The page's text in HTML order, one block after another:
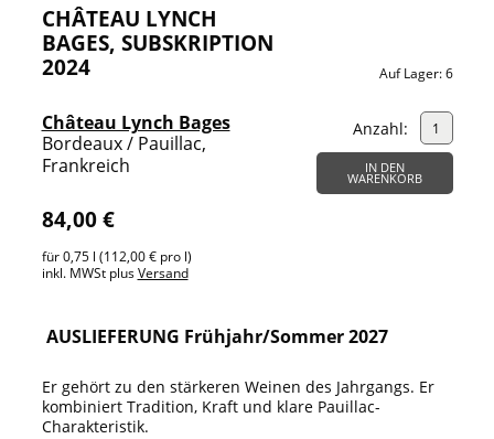
CHÂTEAU LYNCH
BAGES, SUBSKRIPTION
2024
Château Lynch Bages
Bordeaux / Pauillac,
Frankreich
84,00 €
für 0,75 l (112,00 € pro l)
inkl. MWSt plusVersand
Auf Lager:6
Anzahl:
IN DEN
WARENKORB
AUSLIEFERUNG Frühjahr/Sommer 2027
Er gehört zu den stärkeren Weinen des Jahrgangs. Er
kombiniert Tradition, Kraft und klare Pauillac-
Charakteristik.